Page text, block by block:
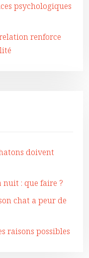
psychologiques
renforce
doivent
: que faire ?
chat a peur de
raisons possibles